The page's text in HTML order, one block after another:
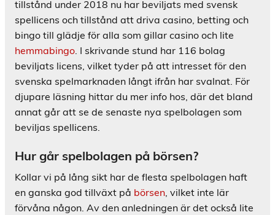
tillstånd under 2018 nu har beviljats med svensk
spellicens och tillstånd att driva casino, betting och
bingo till glädje för alla som gillar casino och lite
hemmabingo. I skrivande stund har 116 bolag
beviljats licens, vilket tyder på att intresset för den
svenska spelmarknaden långt ifrån har svalnat. För
djupare läsning hittar du mer info hos, där det bland
annat går att se de senaste nya spelbolagen som
beviljas spellicens.
Hur går spelbolagen på börsen?
Kollar vi på lång sikt har de flesta spelbolagen haft
en ganska god tillväxt på börsen, vilket inte lär
förvåna någon. Av den anledningen är det också lite